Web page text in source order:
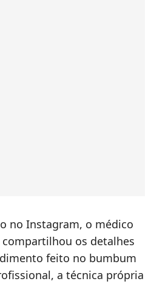
no Instagram, o médico
compartilhou os detalhes
feito no bumbum
a técnica própria